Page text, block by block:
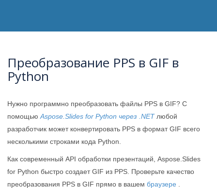
Преобразование PPS в GIF в
Python
Нужно программно преобразовать файлы PPS в GIF? С
помощью Aspose.Slides for Python через .NETлюбой
разработчик может конвертировать PPS в формат GIF всего
несколькими строками кода Python.
Как современный API обработки презентаций, Aspose.Slides
for Python быстро создает GIF из PPS. Проверьте качество
преобразования PPS в GIF прямо в вашем браузере